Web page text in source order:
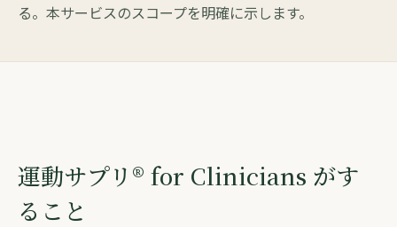
る。本サービスのスコープを明確に示します。
運動サプリ® for Clinicians がす
ること